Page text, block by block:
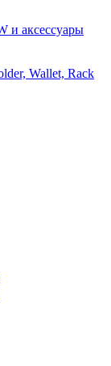
и аксессуары
Wallet, Rack